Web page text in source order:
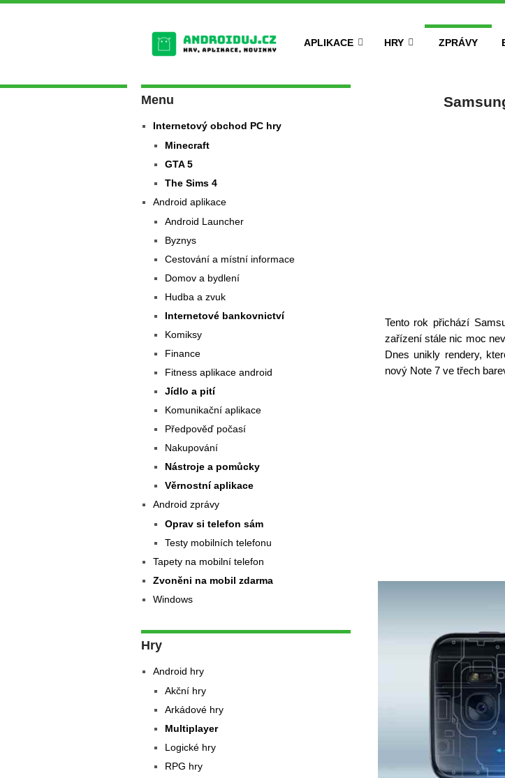
APLIKACE HRY ZPRÁVY
Tento rok přichází
zařízení stále nic moc
Dnes unikly rendery,
nový Note 7 ve třech
Menu
Internetový obchod PC hry
Minecraft
GTA 5
The Sims 4
Android aplikace
Android Launcher
Byznys
Cestování a místní informace
Domov a bydlení
Hudba a zvuk
Internetové bankovnictví
Komiksy
Finance
Fitness aplikace android
Jídlo a pití
Komunikační aplikace
Předpověď počasí
Nakupování
Nástroje a pomůcky
Věrnostní aplikace
Android zprávy
Oprav si telefon sám
Testy mobilních telefonu
Tapety na mobilní telefon
Zvoněni na mobil zdarma
Windows
Hry
Android hry
Akční hry
Arkádové hry
Multiplayer
Logické hry
RPG hry